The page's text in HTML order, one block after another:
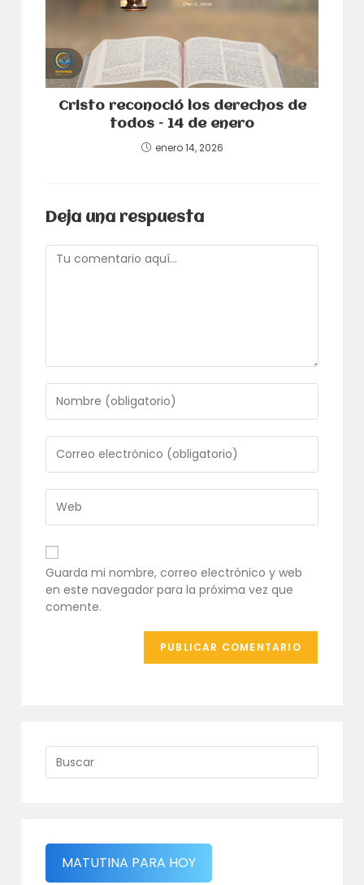
Cristo reconoció los derechos de
todos – 14 de enero
enero 14, 2026
Deja una respuesta
Comentario
tu
nombre
o
nombre
de
usuario
para
comentar
tu
dirección
de
correo
electrónico
para
comentar
URL
de
tu
web
(opcional)
Guarda mi nombre, correo electrónico y web
en este navegador para la próxima vez que
comente.
MATUTINA PARA HOY